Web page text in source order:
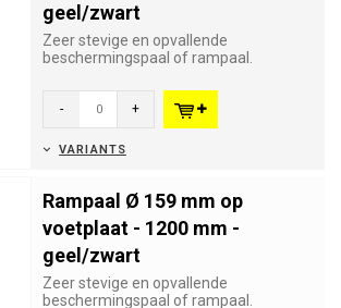
geel/zwart
Zeer stevige en opvallende
beschermingspaal of rampaal.
winkelbeveilig...
- +
VARIANTS
Rampaal Ø 159 mm op
voetplaat - 1200 mm -
geel/zwart
Zeer stevige en opvallende
beschermingspaal of rampaal.